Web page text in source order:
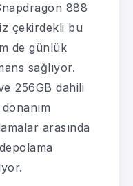
888
çekirdekli bu
de günlük
sağlıyor.
256GB dahili
arasında